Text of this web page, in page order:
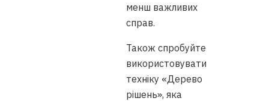
менш важливих
справ.
Також спробуйте
використовувати
техніку «Дерево
рішень», яка